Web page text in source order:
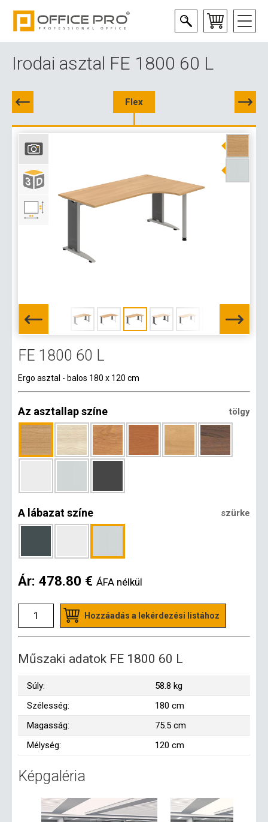
Irodai asztal FE 1800 60 L
Flex
FE 1800 60 L
Ergo asztal - balos 180 x 120 cm
Az asztallap színe tölgy
A lábazat színe szürke
Ár: 478.80 € ÁFA nélkül
Hozzáadás a lekérdezési listához
Műszaki adatok FE 1800 60 L
Súly:
58.8 kg
Szélesség:
180 cm
Magasság:
75.5 cm
Mélység:
120 cm
Képgaléria